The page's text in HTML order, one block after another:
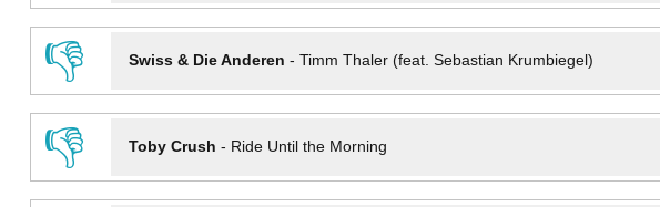
👎
Swiss & Die Anderen - Timm Thaler (feat. Sebastian Krumbiegel)
👎
Toby Crush - Ride Until the Morning